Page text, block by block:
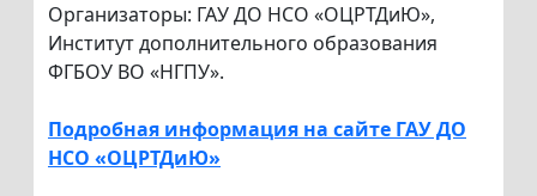
Организаторы: ГАУ ДО НСО «ОЦРТДиЮ»,
Институт дополнительного образования
ФГБОУ ВО «НГПУ».
Подробная информация на сайте ГАУ ДО
НСО «ОЦРТДиЮ»